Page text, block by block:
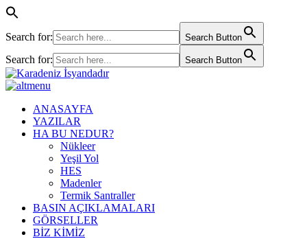
Search for: Search Button
Search for: Search Button
ANASAYFA
YAZILAR
HA BU NEDUR?
Nükleer
Yeşil Yol
HES
Madenler
Termik Santraller
BASIN AÇIKLAMALARI
GÖRSELLER
BİZ KİMİZ